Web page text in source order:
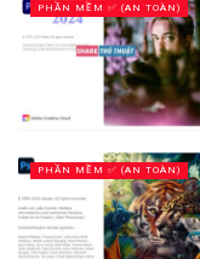
PHẦN MỀM ✅ (AN TOÀN)
PHẦN MỀM ✅ (AN TOÀN)